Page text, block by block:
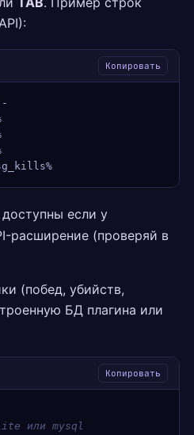
Копировать
-
доступны если у
расширение (проверяй в
(побед, убийств,
БД плагина или
Копировать
или mysql